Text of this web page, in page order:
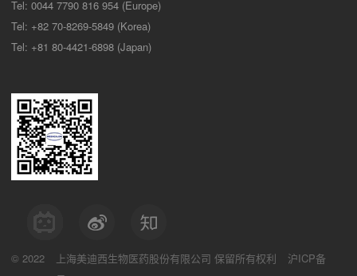
Tel: 0044 7790 816 954 (Europe)
Tel: +82 70-8269-5849 (Korea)
Tel: +81 80-4421-6898 (Japan)
© 2022 上海美迪西生物医药股份有限公司 保留所有权利
沪ICP备